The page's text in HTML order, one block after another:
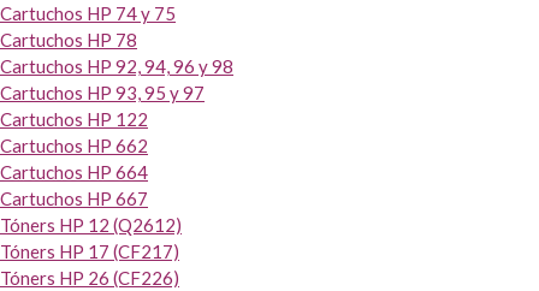
Cartuchos HP 74 y 75
Cartuchos HP 78
Cartuchos HP 92, 94, 96 y 98
Cartuchos HP 93, 95 y 97
Cartuchos HP 122
Cartuchos HP 662
Cartuchos HP 664
Cartuchos HP 667
Tóners HP 12 (Q2612)
Tóners HP 17 (CF217)
Tóners HP 26 (CF226)